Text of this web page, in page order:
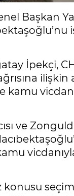
Başkan
İpekçi,
ilişkin
kamu
ve
konusu